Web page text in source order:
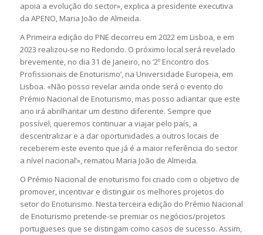
apoia a evolução do sector», explica a presidente executiva
da APENO, Maria João de Almeida.
A Primeira edição do PNE decorreu em 2022 em Lisboa, e em
2023 realizou-se no Redondo. O próximo local será revelado
brevemente, no dia 31 de Janeiro, no ‘2º Encontro dos
Profissionais de Enoturismo’, na Universidade Europeia, em
Lisboa. «Não posso revelar ainda onde será o evento do
Prémio Nacional de Enoturismo, mas posso adiantar que este
ano irá abrilhantar um destino diferente. Sempre que
possível, queremos continuar a viajar pelo país, a
descentralizar e a dar oportunidades a outros locais de
receberem este evento que já é a maior referência do sector
a nível nacional’», rematou Maria João de Almeida.
O Prémio Nacional de enoturismo foi criado com o objetivo de
promover, incentivar e distinguir os melhores projetos do
setor do Enoturismo. Nesta terceira edição do Prémio Nacional
de Enoturismo pretende-se premiar os negócios/projetos
portugueses que se distingam como casos de sucesso. Assim,